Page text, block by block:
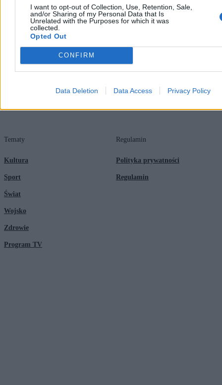
I want to opt-out of Collection, Use, Retention, Sale,
and/or Sharing of my Personal Data that Is
Unrelated with the Purposes for which it was
collected.
Opted Out
CONFIRM
Data Deletion Data Access Privacy Policy
Redakcja
Newsletter
Reklama
Biznes
Kraj
Moto
Tematy
Kultura
Sport
Świat
Wojsko
Zdrowie
Program TV
Regulamin
Polityka prywatności
Regulamin